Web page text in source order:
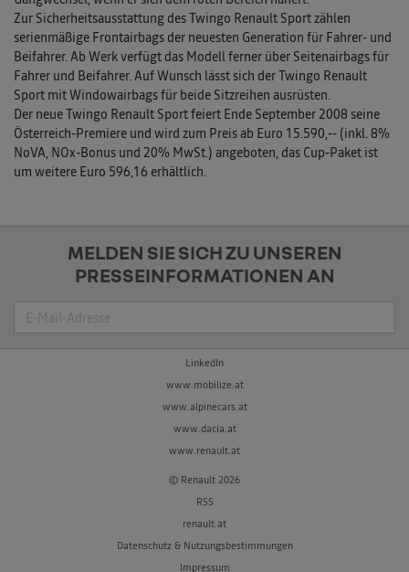
Zur Sicherheits­ausstattung des Twingo Renault Sport zählen
serienmäßige Frontairbags der neuesten Generation für Fahrer- und
Beifahrer. Ab Werk verfügt das Modell ferner über Seitenairbags für
Fahrer und Beifahrer. Auf Wunsch lässt sich der Twingo Renault
Sport mit Windowairbags für beide Sitzreihen ausrüsten.
Der neue Twingo Renault Sport feiert Ende September 2008 seine
Österreich-Premiere und wird zum Preis ab Euro 15.590,-- (inkl. 8%
NoVA, NOx-Bonus und 20% MwSt.) angeboten, das Cup-Paket ist
um weitere Euro 596,16 erhältlich.
MELDEN SIE SICH ZU UNSEREN
PRESSEINFORMATIONEN AN
Suche
LinkedIn
www.mobilize.at
www.alpinecars.at
www.dacia.at
www.renault.at
© Renault 2026
RSS
renault.at
Datenschutz & Nutzungsbestimmungen
Impressum